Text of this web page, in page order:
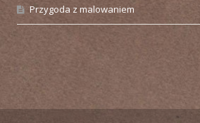
Przygoda z malowaniem